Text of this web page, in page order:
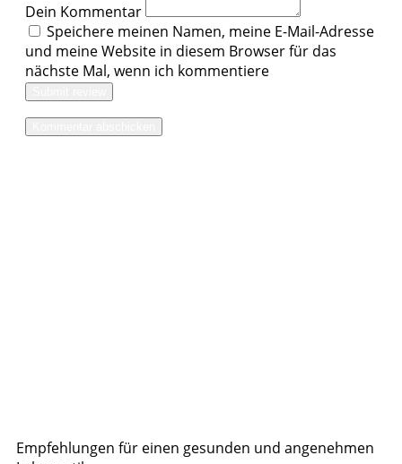
Dein Kommentar
Speichere meinen Namen, meine E-Mail-Adresse
und meine Website in diesem Browser für das
nächste Mal, wenn ich kommentiere
Empfehlungen für einen gesunden und angenehmen